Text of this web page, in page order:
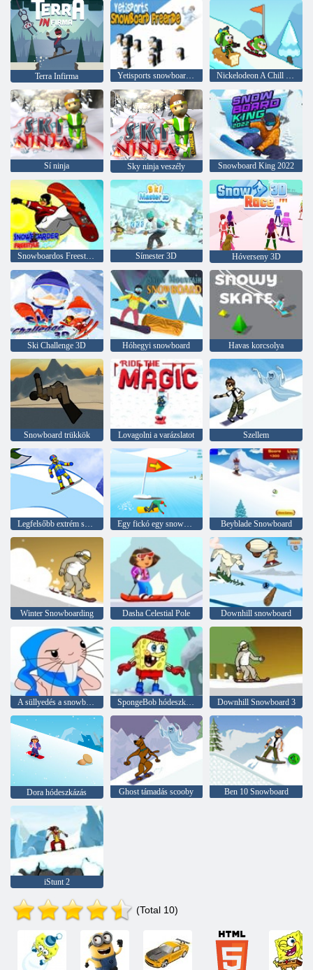
Terra Infirma Yetisports snowboard freeride Nickelodeon A Chill bajnokai
Sí ninja Sky ninja veszély Snowboard King 2022
Símester 3D Hóverseny 3D
Ski Challenge 3D Hóhegyi snowboard Havas korcsolya
Snowboard trükkök Lovagolni a varázslatot Szellem
Legfelsőbb extrém snowboard Egy fickó egy snowboard Beyblade Snowboard
Winter Snowboarding Dasha Celestial Pole Downhill snowboard
A süllyedés a snowboard SpongeBob hódeszkázás Downhill Snowboard 3
Dora hódeszkázás Ghost támadás scooby Ben 10 Snowboard
iStunt 2
(Total 10)